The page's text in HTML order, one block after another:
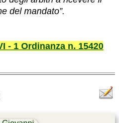
del mandato”.
- 1 Ordinanza n. 15420